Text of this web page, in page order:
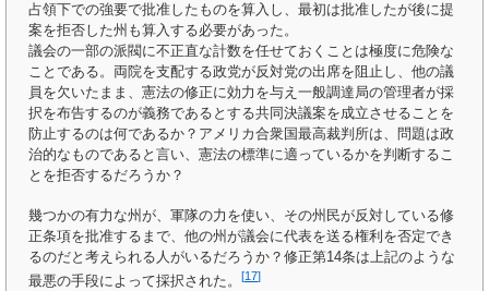
占領下での強要で批准したものを算入し、最初は批准したが後に提
案を拒否した州も算入する必要があった。
議会の一部の派閥に不正直な計数を任せておくことは極度に危険な
ことである。両院を支配する政党が反対党の出席を阻止し、他の議
員を欠いたまま、憲法の修正に効力を与え一般調達局の管理者が採
択を布告するのが義務であるとする共同決議案を成立させることを
防止するのは何であるか？アメリカ合衆国最高裁判所は、問題は政
治的なものであると言い、憲法の標準に適っているかを判断するこ
とを拒否するだろうか？
幾つかの有力な州が、軍隊の力を使い、その州民が反対している修
正条項を批准するまで、他の州が議会に代表を送る権利を否定でき
るのだと考えられる人がいるだろうか？修正第14条は上記のような
最悪の手段によって採択された。
[17]